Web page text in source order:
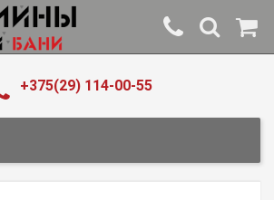
+375(29) 114-00-55